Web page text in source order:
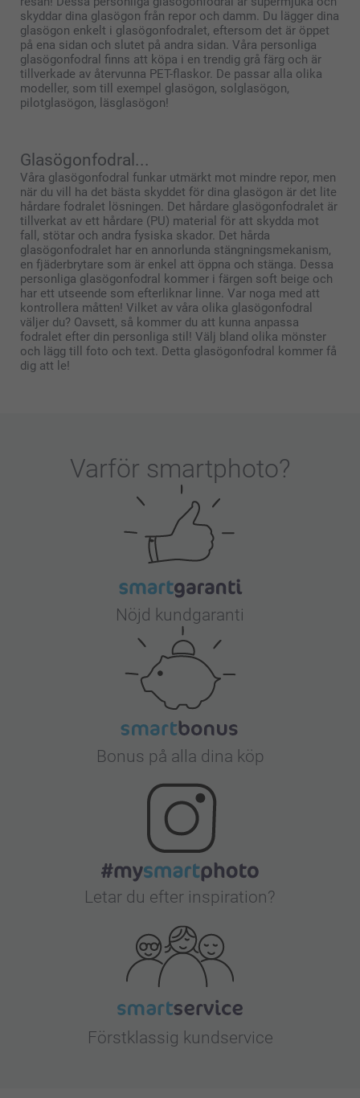
skyddar dina glasögon från repor och damm. Du lägger dina
glasögon enkelt i glasögonfodralet, eftersom det är öppet
på ena sidan och slutet på andra sidan. Våra personliga
glasögonfodral finns att köpa i en trendig grå färg och är
tillverkade av återvunna PET-flaskor. De passar alla olika
modeller, som till exempel glasögon, solglasögon,
pilotglasögon, läsglasögon!
Glasögonfodral...
Våra glasögonfodral funkar utmärkt mot mindre repor, men
när du vill ha det bästa skyddet för dina glasögon är det lite
hårdare fodralet lösningen. Det hårdare glasögonfodralet är
tillverkat av ett hårdare (PU) material för att skydda mot
fall, stötar och andra fysiska skador. Det hårda
glasögonfodralet har en annorlunda stängningsmekanism,
en fjäderbrytare som är enkel att öppna och stänga. Dessa
personliga glasögonfodral kommer i färgen soft beige och
har ett utseende som efterliknar linne. Var noga med att
kontrollera måtten! Vilket av våra olika glasögonfodral
väljer du? Oavsett, så kommer du att kunna anpassa
fodralet efter din personliga stil! Välj bland olika mönster
och lägg till foto och text. Detta glasögonfodral kommer få
dig att le!
Varför smartphoto?
Nöjd kundgaranti
Bonus på alla dina köp
Letar du efter inspiration?
Förstklassig kundservice